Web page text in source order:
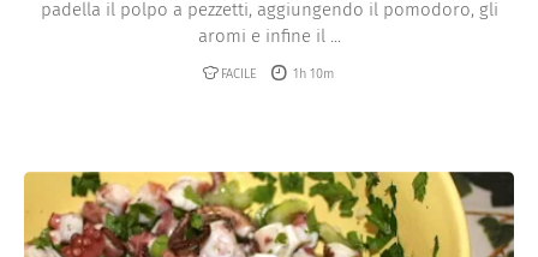
padella il polpo a pezzetti, aggiungendo il pomodoro, gli
aromi e infine il ...
FACILE 1h 10m